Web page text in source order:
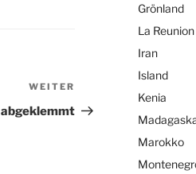
Beitrag
WEITER
abgeklemmt
Grönland
La Reunion
Iran
Island
Kenia
Marokko